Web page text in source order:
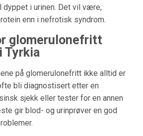
dyppet i urinen. Det vil være,
enn i nefrotisk syndrom.
glomerulonefritt
Tyrkia
på glomerulonefritt ikke alltid er
bli diagnostisert etter en
sjekk eller tester for en annen
gir blod- og urinprøver en god